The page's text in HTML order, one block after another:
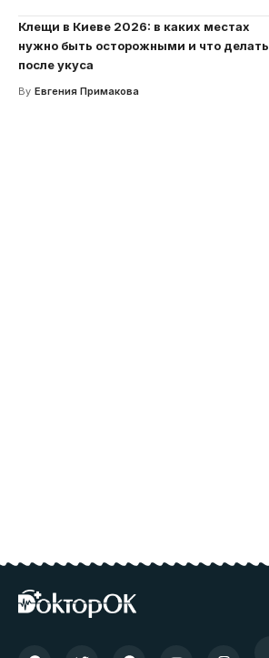
Клещи в Киеве 2026: в каких местах
нужно быть осторожными и что делать
после укуса
By Евгения Примакова